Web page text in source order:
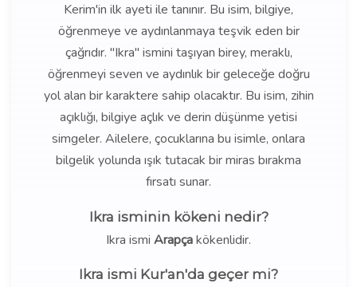
Kerim'in ilk ayeti ile tanınır. Bu isim, bilgiye,
öğrenmeye ve aydınlanmaya teşvik eden bir
çağrıdır. "Ikra" ismini taşıyan birey, meraklı,
öğrenmeyi seven ve aydınlık bir geleceğe doğru
yol alan bir karaktere sahip olacaktır. Bu isim, zihin
açıklığı, bilgiye açlık ve derin düşünme yetisi
simgeler. Ailelere, çocuklarına bu isimle, onlara
bilgelik yolunda ışık tutacak bir miras bırakma
fırsatı sunar.
Ikra isminin kökeni nedir?
Ikra ismi Arapçakökenlidir.
Ikra ismi Kur'an'da geçer mi?